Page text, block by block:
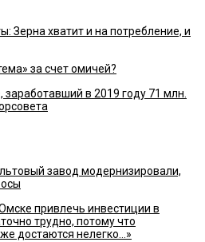
Зерна хватит и на потребление, и
за счет омичей?
в 2019 году 71 млн.
завод модернизировали,
привлечь инвестиции в
трудно, потому что
достаются нелегко...»